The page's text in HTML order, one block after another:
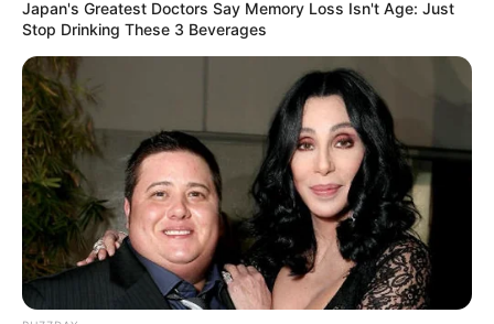
Für folgende Schifffahrten in Deutschland können
hier Tickets im Internet gebucht werden:
Schifffahrt in Berlin-Schifffahrt auf dem Rhein -
Schifffahrt
in Dresden mit der Sächsischen Schweiz -Schifffahrt in
Hamburg-Schifffahrt in Frankfurt am Main
Japan's Greatest Doctors Say Memory Loss Isn't Age: Just
Stop Drinking These 3 Beverages